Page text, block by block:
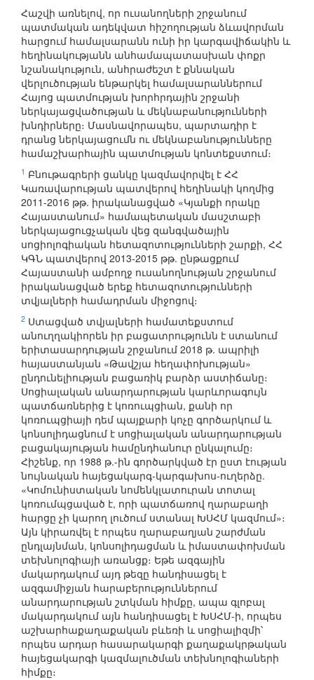
Հաշվի առնելով, որ ուսանողների շրջանում
պատմական ադեկվատ հիշողության ձևավորման
հարցում համալսարանն ունի իր կարգավիճակին և
հեղինակությանն անհամապատասխան փոքր
նշանակություն, անհրաժեշտ է քննական
վերլուծության ենթարկել համալսարաններում
Հայոց պատմության խորհրդային շրջանի
ներկայացվածության և մեկնաբանությունների
խնդիրները։ Մասնավորապես, պարտադիր է
դրանց ներկայացումն ու մեկնաբանությունները
համաշխարհային պատմության կոնտեքստում։
1 Բնութագրերի ցանկը կազմավորվել է ՀՀ
Կառավարության պատվերով հեղինակի կողմից
2011-2016 թթ. իրականացված «Կյանքի որակը
Հայաստանում» համապետական մասշտաբի
ներկայացուցչական վեց զանգվածային
սոցիոլոգիական հետազոտությունների շարքի, ՀՀ
ԿԳՆ պատվերով 2013-2015 թթ. ընթացքում
Հայաստանի ամբողջ ուսանողնության շրջանում
իրականացված երեք հետազոտությունների
տվյալների համադրման միջոցով։
2 Ստացված տվյալների համատեքստում
անուղղակիորեն իր բացատրությունն է ստանում
երիտասարդության շրջանում 2018 թ. ապրիլի
հայաստանյան «Թավշյա հեղափոխության»
ընդունելիության բացառիկ բարձր աստիճանը։
Սոցիալական անարդարության կարևորագույն
պատճառներից է կոռուպցիան, քանի որ
կոռուպցիայի դեմ պայքարի կոչը գործարկում և
կոնսոլիդացնում է սոցիալական անարդարության
բացակայության համընդհանուր ընկալումը։
Հիշենք, որ 1988 թ.-ին գործարկված էր ըստ էության
նույնական հայեցակարգ-կարգախոս-ուղերձը.
«Կոմունիստական նոմենկլատուրան տոտալ
կոռումպցաված է, որի պատճառով ղարաբաղի
հարցը չի կարող լուծում ստանալ ԽՍՀՄ կազմում»։
Այն կիրառվել է որպես ղարաբաղյան շարժման
ընդլայնման, կոնսոլիդացման և իմաստափոխման
տեխնոլոգիայի առանցք։ Եթե ազգային
մակարդակում այդ թեզը հանդիսացել է
ազգամիջյան հարաբերություններում
անարդարության շտկման հիմքը, ապա գլոբալ
մակարդակում այն հանդիսացել է ԽՍՀՄ-ի, որպես
աշխարհաքաղաքական բևեռի և սոցիալիզմի՝
որպես արդար հասարակարգի քաղաքակրթական
հայեցակարգի կազմալուծման տեխնոլոգիաների
հիմքը։